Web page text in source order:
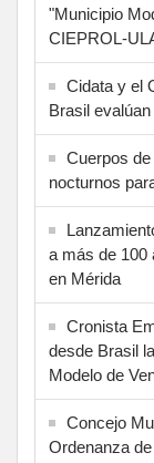
"Municipio
CIEPROL-
Cidata y el
Brasil
Cuerpos
nocturnos
a más de 100
en Mérida
Cronista
desde Brasil
Modelo de
Concejo
Ordenanza